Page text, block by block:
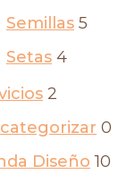
Semillas 5
Setas 4
2
0
Diseño 10